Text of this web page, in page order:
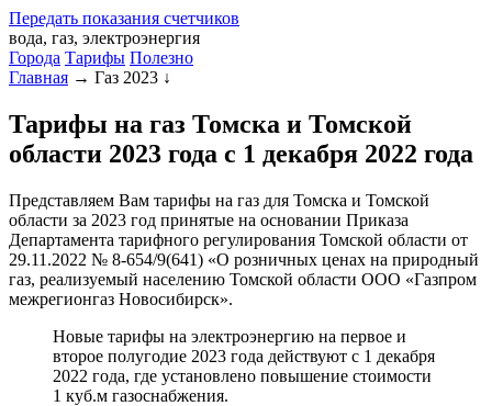
Передать показания счетчиков
вода, газ, электроэнергия
Города Тарифы Полезно
Главная → Газ 2023 ↓
Тарифы на газ Томска и Томской
области 2023 года с 1 декабря 2022 года
Представляем Вам тарифы на газ для Томска и Томской
области за 2023 год принятые на основании Приказа
Департамента тарифного регулирования Томской области от
29.11.2022 № 8-654/9(641) «О розничных ценах на природный
газ, реализуемый населению Томской области ООО «Газпром
межрегионгаз Новосибирск».
Новые тарифы на электроэнергию на первое и
второе полугодие 2023 года действуют с 1 декабря
2022 года, где установлено повышение стоимости
1 куб.м газоснабжения.